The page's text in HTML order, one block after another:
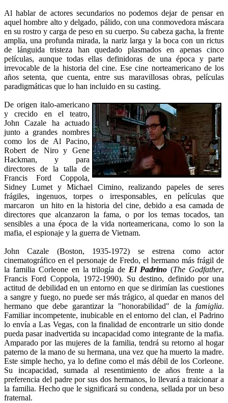
Al hablar de actores secundarios no podemos dejar de pensar en
aquel hombre alto y delgado, pálido, con una conmovedora máscara
en su rostro y carga de peso en su cuerpo. Su cabeza gacha, la frente
amplia, una profunda mirada, la nariz larga y la boca con un rictus
de lánguida tristeza han quedado plasmados en apenas cinco
películas, aunque todas ellas definidoras de una época y parte
irrevocable de la historia del cine. Ese cine norteamericano de los
años setenta, que cuenta, entre sus maravillosas obras, películas
paradigmáticas que lo han incluido en su casting.
De origen italo-americano
y crecido en el teatro,
John Cazale ha actuado
junto a grandes nombres
como los de Al Pacino,
Robert de Niro y Gene
Hackman, y para
directores de la talla de
Francis Ford Coppola,
Sidney Lumet y Michael Cimino, realizando papeles de seres
frágiles, ingenuos, torpes o irresponsables, en películas que
marcaron un hito en la historia del cine, debido a esa camada de
directores que alcanzaron la fama, o por los temas tocados, tan
sensibles a una época de la vida norteamericana, como lo son la
mafia, el espionaje y la guerra de Vietnam.
John Cazale (Boston, 1935-1972) se estrena como actor
cinematográfico en el personaje de Fredo, el hermano más frágil de
la familia Corleone en la trilogía deEl Padrino (The Godfather,
Francis Ford Coppola, 1972-1990). Su destino, definido por una
actitud de debilidad en un entorno en que se dirimían las cuestiones
a sangre y fuego, no puede ser más trágico, al quedar en manos del
hermano que debe garantizar la "honorabilidad" de la famiglia.
Familiar incompetente, inubicable en el entorno del clan, el Padrino
lo envía a Las Vegas, con la finalidad de encontrarle un sitio donde
pueda pasar inadvertida su incapacidad como integrante de la mafia.
Amparado por las mujeres de la familia, tendrá su retorno al hogar
paterno de la mano de su hermana, una vez que ha muerto la madre.
Este simple hecho, ya lo define como el más débil de los Corleone.
Su incapacidad, sumada al resentimiento de años frente a la
preferencia del padre por sus dos hermanos, lo llevará a traicionar a
la familia. Hecho que le significará su condena, sellada por un beso
fraternal.